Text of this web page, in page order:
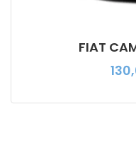
FIAT